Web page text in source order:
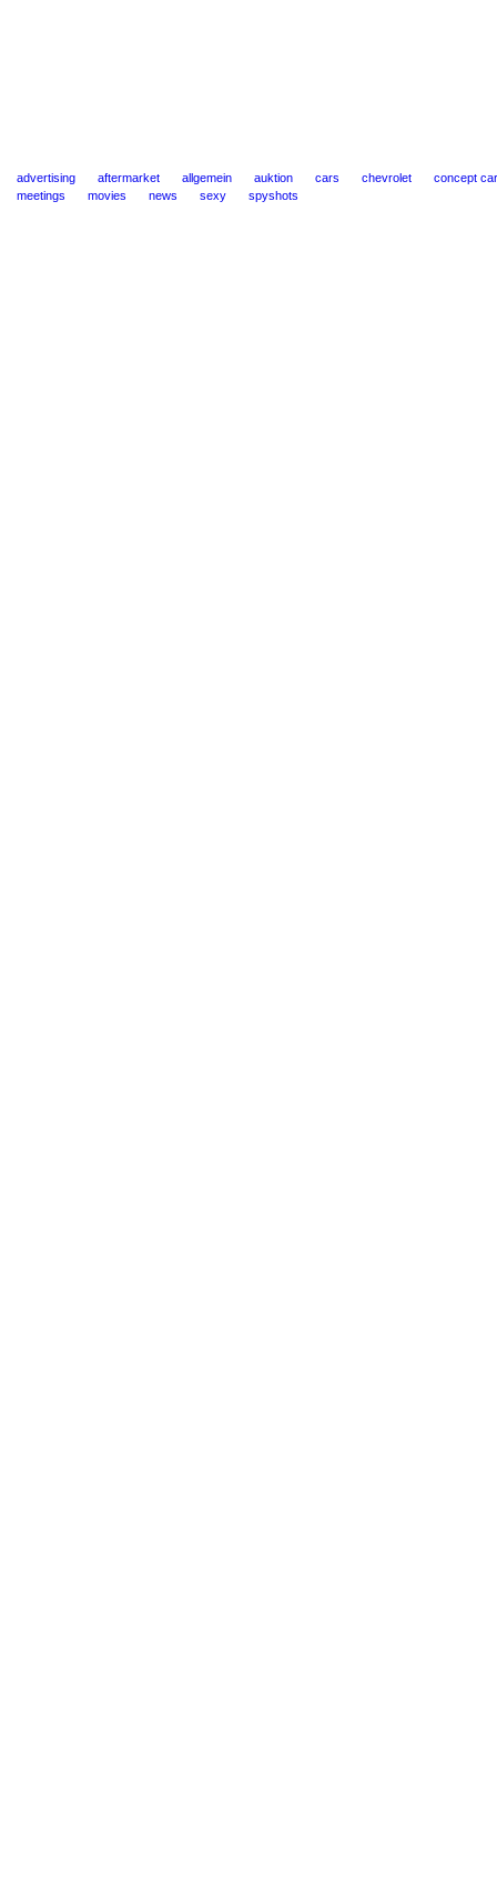
advertising aftermarket allgemein auktion cars chevrolet
concept
meetings
movies news sexy spyshots